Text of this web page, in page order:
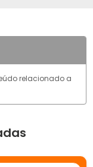
relacionado a